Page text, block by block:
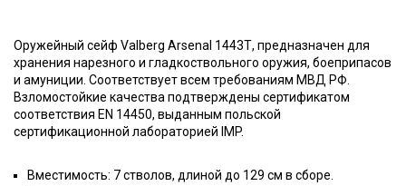
Оружейный сейф Valberg Arsenal 1443Т, предназначен для
хранения нарезного и гладкоствольного оружия, боеприпасов
и амуниции. Соответствует всем требованиям МВД РФ.
Взломостойкие качества подтверждены сертификатом
соответствия EN 14450, выданным польской
сертификационной лабораторией IMP.
Вместимость: 7 стволов, длиной до 129 см в сборе.